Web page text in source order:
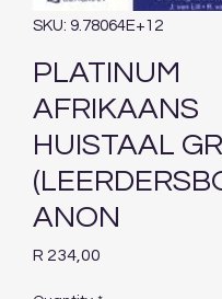
SKU: 9.78064E+12
PLATINUM
AFRIKAANS
HUISTAAL
ANON
R 234,00